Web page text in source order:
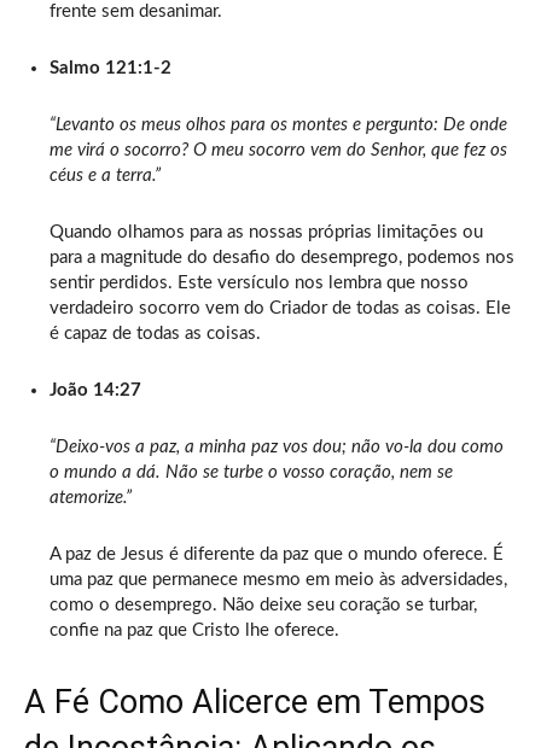
frente sem desanimar.
Salmo 121:1-2
“Levanto os meus olhos para os montes e pergunto: De onde
me virá o socorro? O meu socorro vem do Senhor, que fez os
céus e a terra.”
Quando olhamos para as nossas próprias limitações ou
para a magnitude do desafio do desemprego, podemos nos
sentir perdidos. Este versículo nos lembra que nosso
verdadeiro socorro vem do Criador de todas as coisas. Ele
é capaz de todas as coisas.
João 14:27
“Deixo-vos a paz, a minha paz vos dou; não vo-la dou como
o mundo a dá. Não se turbe o vosso coração, nem se
atemorize.”
A paz de Jesus é diferente da paz que o mundo oferece. É
uma paz que permanece mesmo em meio às adversidades,
como o desemprego. Não deixe seu coração se turbar,
confie na paz que Cristo lhe oferece.
A Fé Como Alicerce em Tempos